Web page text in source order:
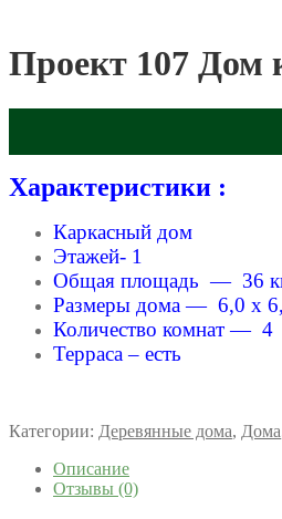
Проект 107 Дом
Характеристики :
Каркасный дом
Этажей- 1
Общая площадь — 36
Размеры дома — 6,0 x
Количество комнат — 4
Терраса – есть
Категории: Деревянные дома, Дома
Описание
Отзывы (0)